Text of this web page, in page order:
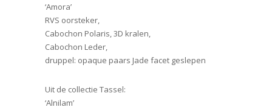
‘Amora’
RVS oorsteker,
Cabochon Polaris, 3D kralen,
Cabochon Leder,
druppel: opaque paars Jade facet geslepen
Uit de collectie Tassel:
‘Alnilam’